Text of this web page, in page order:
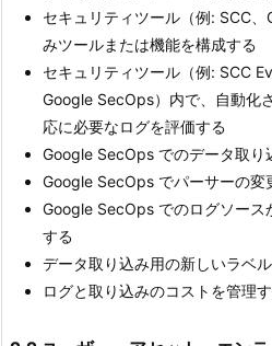
セキュリティツール（例: SCC
みツールまたは機能を構成する
セキュリティツール（例: SCC
Google SecOps）内で、自動化
応に必要なログを評価する
Google SecOps でのデータ取り
Google SecOps でパーサーの変
Google SecOps でのログソース
する
データ取り込み用の新しいラベ
ログと取り込みのコストを管理